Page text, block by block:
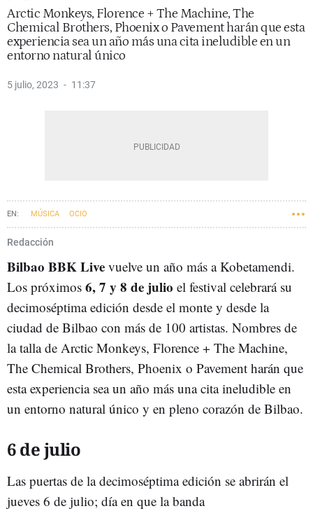
Arctic Monkeys, Florence + The Machine, The
Chemical Brothers, Phoenix o Pavement harán que esta
experiencia sea un año más una cita ineludible en un
entorno natural único
5 julio, 2023 11:37
MÚSICA OCIO
Redacción
Bilbao BBK Live vuelve un año más a Kobetamendi.
Los próximos 6, 7 y 8 de julio el festival celebrará su
decimoséptima edición desde el monte y desde la
ciudad de Bilbao con más de 100 artistas. Nombres de
la talla de Arctic Monkeys, Florence + The Machine,
The Chemical Brothers, Phoenix o Pavement harán que
esta experiencia sea un año más una cita ineludible en
un entorno natural único y en pleno corazón de Bilbao.
6 de julio
Las puertas de la decimoséptima edición se abrirán el
jueves 6 de julio; día en que la banda